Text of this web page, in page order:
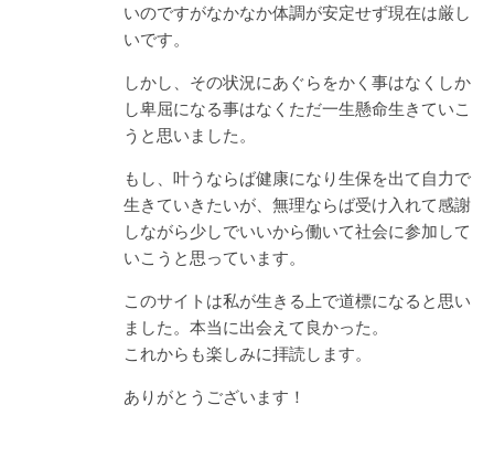
いのですがなかなか体調が安定せず現在は厳し
いです。
しかし、その状況にあぐらをかく事はなくしか
し卑屈になる事はなくただ一生懸命生きていこ
うと思いました。
もし、叶うならば健康になり生保を出て自力で
生きていきたいが、無理ならば受け入れて感謝
しながら少しでいいから働いて社会に参加して
いこうと思っています。
このサイトは私が生きる上で道標になると思い
ました。本当に出会えて良かった。
これからも楽しみに拝読します。
ありがとうございます！